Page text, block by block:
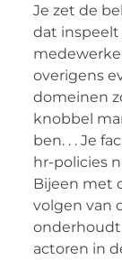
Je zet de
dat inspeelt
overigens
domeinen
knobbel
ben. . . Je
hr-policies
Bijeen met
volgen van
onderhoudt
actoren in